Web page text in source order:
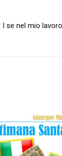
I se nel mio